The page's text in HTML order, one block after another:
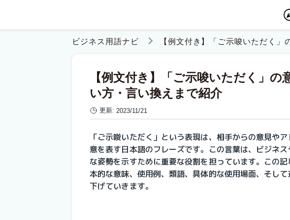
ビジネス用語ナビ 【例文付き】「ご示唆いただく
【例文付き】「ご示唆いただく」
い方・言い換えまで紹介
更新: 2023/11/21
「ご示唆いただく」という表現は、相手からの意見や
意を表す日本語のフレーズです。この言葉は、ビジネ
な姿勢を示すために重要な役割を担っています。この
本的な意味、使用例、類語、具体的な使用場面、そし
下げていきます。